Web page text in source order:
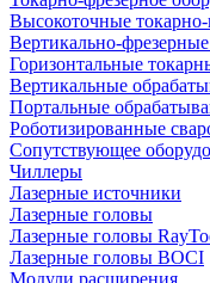
Высокоточные
Вертикально-
Горизонтальные
Вертикальные
Портальные
Роботизированные
Сопутствующее
Чиллеры
Лазерные источники
Лазерные головы
Лазерные головы
Лазерные головы BOCI
Модули расширения